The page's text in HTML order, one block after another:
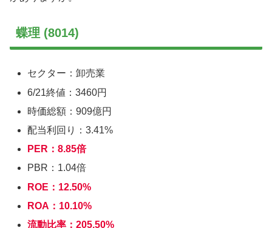
蝶理 (8014)
セクター：卸売業
6/21終値：3460円
時価総額：909億円
配当利回り：3.41%
PER：8.85倍
PBR：1.04倍
ROE：12.50%
ROA：10.10%
流動比率：205.50%